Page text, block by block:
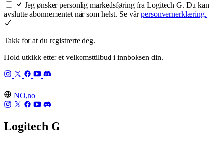
Jeg ønsker personlig markedsføring fra Logitech G. Du kan
avslutte abonnementet når som helst. Se vårpersonvernerklæring.
Takk for at du registrerte deg.
Hold utkikk etter et velkomsttilbud i innboksen din.
NO,no
Logitech G